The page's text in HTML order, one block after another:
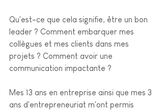
Qu'est-ce que cela signifie, être un bon
leader ? Comment embarquer mes
collègues et mes clients dans mes
projets ? Comment avoir une
communication impactante ?
Mes 13 ans en entreprise ainsi que mes 3
ans d'entrepreneuriat m'ont permis